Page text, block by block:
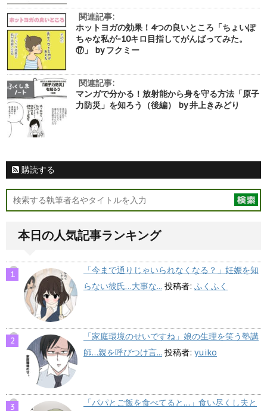
関連記事:
ホットヨガの効果！4つの良いところ「ちょいぽ
ちゃな私が-10キロ目指してがんばってみた。
⑰」 by フクミー
関連記事:
マンガで分かる！放射能から身を守る方法「原子
力防災」を知ろう（後編） by 井上きみどり
購読する
本日の人気記事ランキング
「今まで通りじゃいられなくなる？」妊娠を知
らない彼氏…大事な... 投稿者: ふくふく
「家庭環境のせいですね」娘の生理を笑う塾講
師…親を呼びつけ言... 投稿者: yuiko
「パパとご飯を食べてると…」食い尽くし夫と